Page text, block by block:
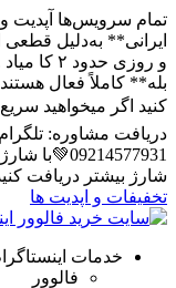
تمام سرویس‌ها آپدیت
ایرانی** به‌دلیل
و روزی
بله** کاملاً فعال
کنید اگر میخواهید
دریافت مشاوره: تلگرام
شارژ بیشتر دریافت
تخفیفات و اپدیت ها
خدمات
فالوور